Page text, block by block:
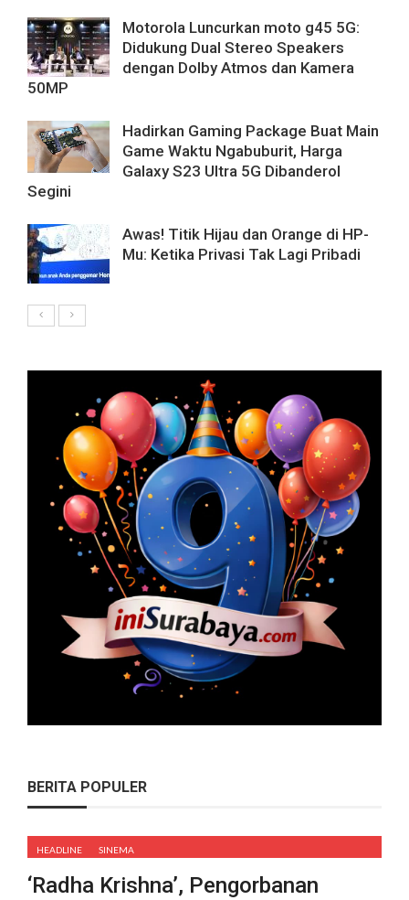
Motorola Luncurkan moto g45 5G:
Didukung Dual Stereo Speakers
dengan Dolby Atmos dan Kamera
50MP
Hadirkan Gaming Package Buat Main
Game Waktu Ngabuburit, Harga
Galaxy S23 Ultra 5G Dibanderol
Segini
Awas! Titik Hijau dan Orange di HP-
Mu: Ketika Privasi Tak Lagi Pribadi
BERITA POPULER
HEADLINE SINEMA
‘Radha Krishna’, Pengorbanan